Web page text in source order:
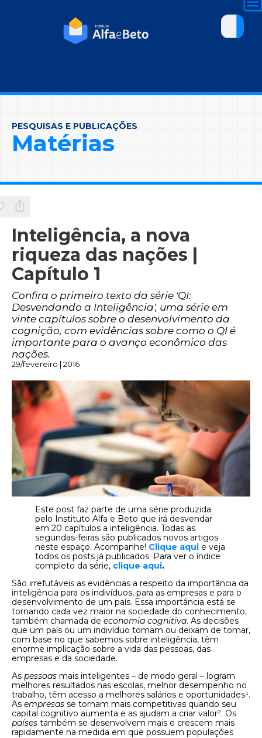
PESQUISAS E PUBLICAÇÕES
Matérias
Inteligência, a nova
riqueza das nações |
Capítulo 1
Confira o primeiro texto da série 'QI:
Desvendando a Inteligência', uma série em
vinte capítulos sobre o desenvolvimento da
cognição, com evidências sobre como o QI é
importante para o avanço econômico das
nações.
29/fevereiro | 2016
Este post faz parte de uma série produzida
pelo Instituto Alfa e Beto que irá desvendar
em 20 capítulos a inteligência. Todas as
segundas-feiras são publicados novos artigos
neste espaço. Acompanhe! Clique aqui e veja
todos os posts já publicados. Para ver o índice
completo da série, clique aqui.
São irrefutáveis as evidências a respeito da importância da
inteligência para os indivíduos, para as empresas e para o
desenvolvimento de um país. Essa importância está se
tornando cada vez maior na sociedade do conhecimento,
também chamada de economia cognitiva. As decisões
que um país ou um indivíduo tomam ou deixam de tomar,
com base no que sabemos sobre inteligência, têm
enorme implicação sobre a vida das pessoas, das
empresas e da sociedade.
As pessoas mais inteligentes – de modo geral – logram
melhores resultados nas escolas, melhor desempenho no
trabalho, têm acesso a melhores salários e oportunidades¹.
As empresas se tornam mais competitivas quando seu
capital cognitivo aumenta e as ajudam a criar valor². Os
países também se desenvolvem mais e crescem mais
rapidamente na medida em que possuem populações